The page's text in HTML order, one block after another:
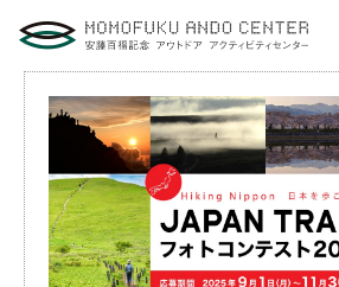
自然体験活動とは？
安藤百福センターの役割と
研修・講演